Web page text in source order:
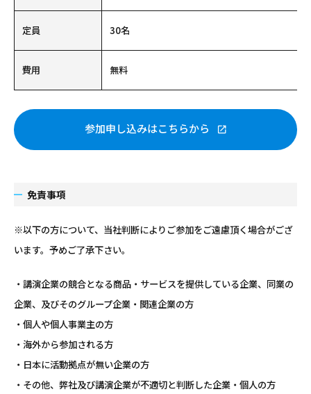
定員 30名
費用 無料
参加申し込みはこちらから
免責事項
※以下の方について、当社判断によりご参加をご遠慮頂く場合がござ
います。予めご了承下さい。
・講演企業の競合となる商品・サービスを提供している企業、同業の
企業、及びそのグループ企業・関連企業の方
・個人や個人事業主の方
・海外から参加される方
・日本に活動拠点が無い企業の方
・その他、弊社及び講演企業が不適切と判断した企業・個人の方